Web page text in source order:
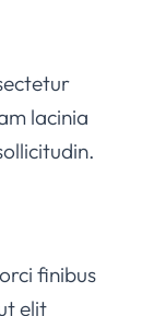
lacinia
finibus
elit